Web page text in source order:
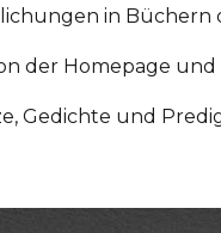
in Büchern
der Homepage und
Gedichte und